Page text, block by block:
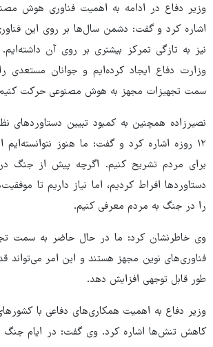
وزیر دفاع در ادامه به اهمیت فناوری هوش
اشاره کرد و گفت: دشمن سال‌ها بر روی این
نیز به تازگی تمرکز بیشتری بر روی آن
وزارت دفاع ایجاد کرده‌ایم و جوانان مستعدی
سمت تجهیزات مجهز به هوش مصنوعی حرکت
نصیرزاده همچنین به کمبود تبیین دستاوردهای
۱۲ روزه اشاره کرد و گفت: ما هنوز
برای مردم تشریح کنیم. اگرچه پیش از جنگ در
دستاوردها افراط کردیم، اما نیاز داریم تا
را در جنگ به مردم معرفی کنیم.
وی خاطرنشان کرد: ما در حال حاضر به سمت
فناوری‌های نوین مجهز هستند و این امر می‌تواند
طور قابل توجهی افزایش دهد.
وزیر دفاع به اهمیت همکاری‌های دفاعی با